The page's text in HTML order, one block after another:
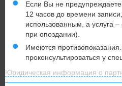
Если Вы не предупреждаете
12 часов до времени
использованным, а услуга
при опоздании).
Имеются
проконсультироваться у
Юридическая информация о